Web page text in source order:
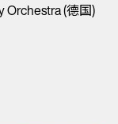
Orchestra (德国)